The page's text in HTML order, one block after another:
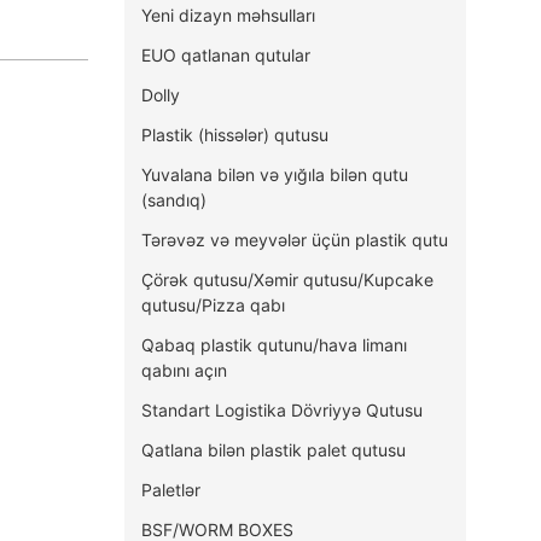
Yeni dizayn məhsulları
EUO qatlanan qutular
Dolly
Plastik (hissələr) qutusu
Yuvalana bilən və yığıla bilən qutu
(sandıq)
Tərəvəz və meyvələr üçün plastik qutu
Çörək qutusu/Xəmir qutusu/Kupcake
qutusu/Pizza qabı
Qabaq plastik qutunu/hava limanı
qabını açın
Standart Logistika Dövriyyə Qutusu
Qatlana bilən plastik palet qutusu
Paletlər
BSF/WORM BOXES